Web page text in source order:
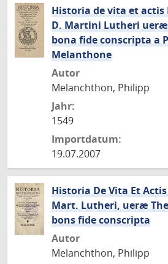
Historia de vita et actis
D. Martini Lutheri
bona fide conscripta a
Melanthone
Autor
Melanchthon, Philipp
Jahr:
1549
Importdatum:
19.07.2007
Historia De Vita Et
Mart. Lutheri, ueræ
bons fide conscripta
Autor
Melanchthon, Philipp